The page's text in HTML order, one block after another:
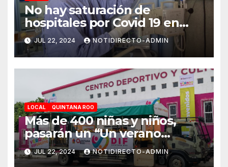
No hay saturación de
hospitales por Covid 19 en
Playa del Carmen
JUL 22, 2024 NOTIDIRECTO-ADMIN
LOCAL QUINTANA ROO
Más de 400 niñas y niños,
pasarán un “Un verano
DIFerente” en Chetumal:
Mara Lezama
JUL 22, 2024 NOTIDIRECTO-ADMIN